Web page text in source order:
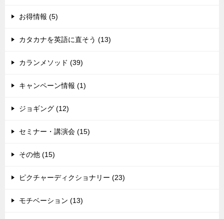
お得情報 (5)
カタカナを英語に直そう (13)
カランメソッド (39)
キャンペーン情報 (1)
ジョギング (12)
セミナー・講演会 (15)
その他 (15)
ピクチャーディクショナリー (23)
モチベーション (13)